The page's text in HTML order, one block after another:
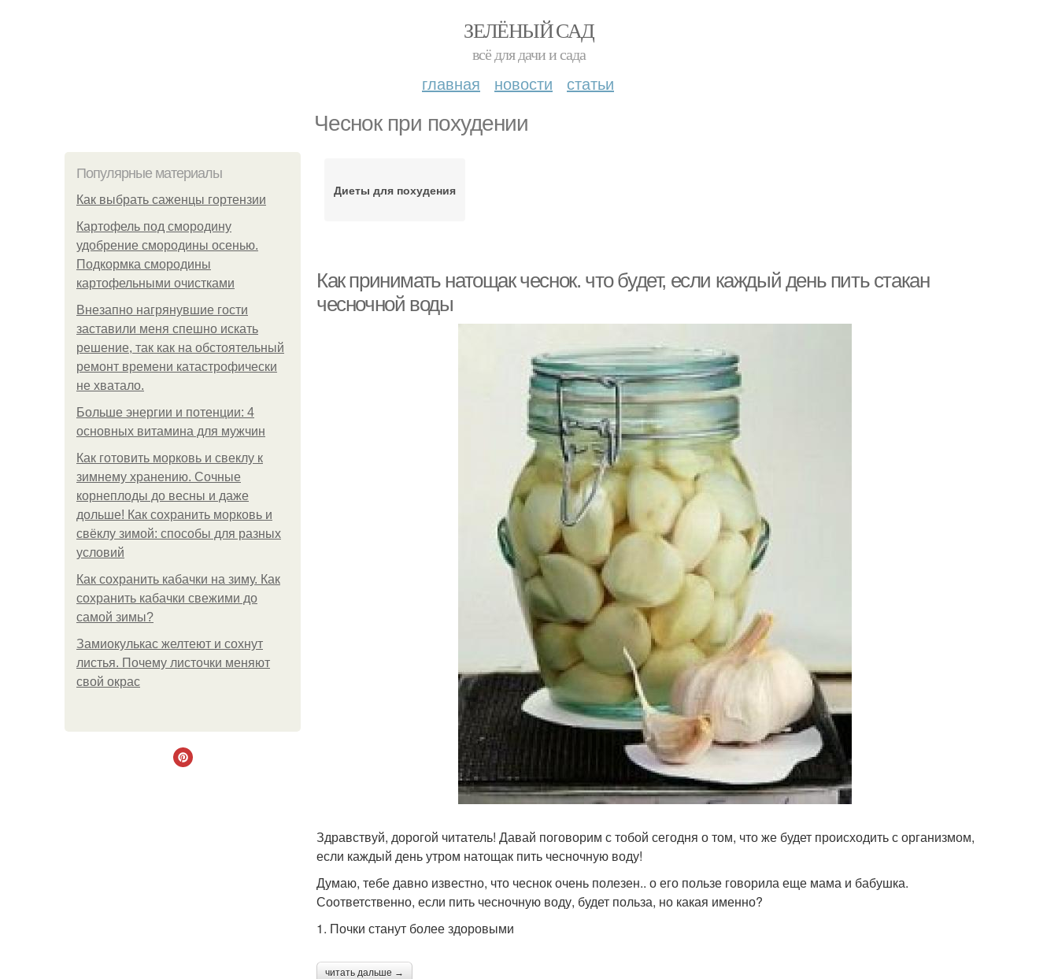
ЗЕЛЁНЫЙ САД
всё для дачи и сада
главная новости статьи
Чеснок при похудении
Популярные материалы
Как выбрать саженцы гортензии
Картофель под смородину
удобрение смородины осенью.
Подкормка смородины
картофельными очистками
Внезапно нагрянувшие гости
заставили меня спешно искать
решение, так как на обстоятельный
ремонт времени катастрофически
не хватало.
Больше энергии и потенции: 4
основных витамина для мужчин
Как готовить морковь и свеклу к
зимнему хранению. Сочные
корнеплоды до весны и даже
дольше! Как сохранить морковь и
свёклу зимой: способы для разных
условий
Как сохранить кабачки на зиму. Как
сохранить кабачки свежими до
самой зимы?
Замиокулькас желтеют и сохнут
листья. Почему листочки меняют
свой окрас
Диеты для похудения
Как принимать натощак чеснок. что будет, если каждый день пить стакан
чесночной воды
Здравствуй, дорогой читатель! Давай поговорим с тобой сегодня о том, что же будет происходить с организмом,
если каждый день утром натощак пить чесночную воду!
Думаю, тебе давно известно, что чеснок очень полезен.. о его пользе говорила еще мама и бабушка.
Соответственно, если пить чесночную воду, будет польза, но какая именно?
1. Почки станут более здоровыми
читать дальше →